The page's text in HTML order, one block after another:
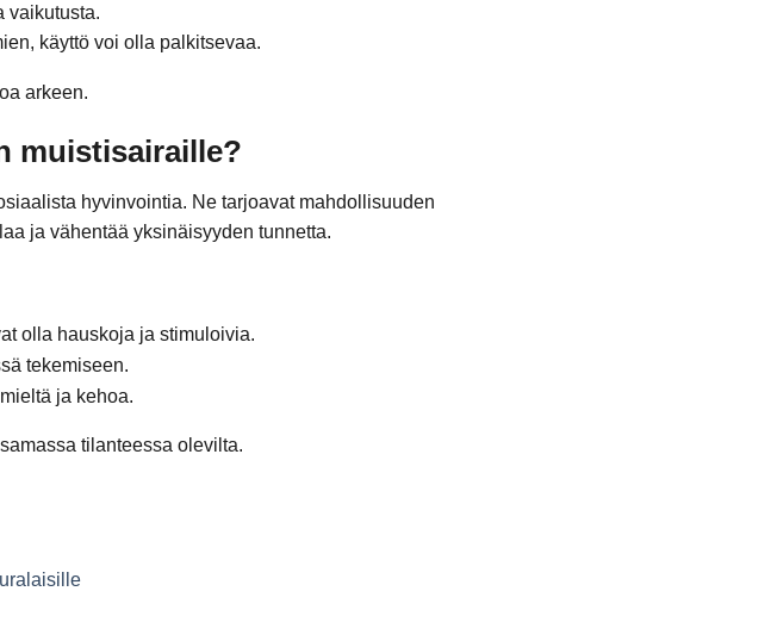
vaikutusta.
käyttö voi olla palkitsevaa.
arkeen.
muistisairaille?
hyvinvointia. Ne tarjoavat mahdollisuuden
ja vähentää yksinäisyyden tunnetta.
olla hauskoja ja stimuloivia.
tekemiseen.
ja kehoa.
tilanteessa olevilta.